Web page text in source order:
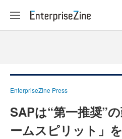
EnterpriseZine Press
SAPは“第一推奨”
ームスピリット」